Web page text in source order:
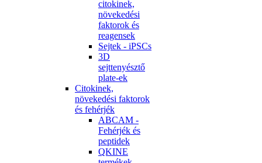
citokinek,
növekedési
faktorok és
reagensek
Sejtek - iPSCs
3D
sejttenyésztő
plate-ek
Citokinek,
növekedési faktorok
és fehérjék
ABCAM -
Fehérjék és
peptidek
QKINE